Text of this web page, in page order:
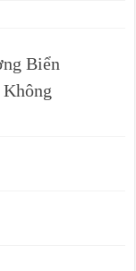
Biển